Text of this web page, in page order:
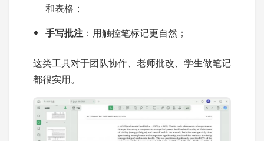
和表格；
手写批注 ：用触控笔标记更自然；
这类工具对于团队协作、老师批改、学生做笔记
都很实用。